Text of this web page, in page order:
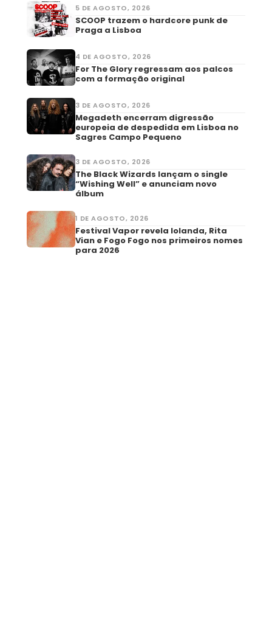
5 DE AGOSTO, 2026
SCOOP trazem o hardcore punk de
Praga a Lisboa
4 DE AGOSTO, 2026
For The Glory regressam aos palcos
com a formação original
3 DE AGOSTO, 2026
Megadeth encerram digressão
europeia de despedida em Lisboa no
Sagres Campo Pequeno
3 DE AGOSTO, 2026
The Black Wizards lançam o single
“Wishing Well” e anunciam novo
álbum
1 DE AGOSTO, 2026
Festival Vapor revela Iolanda, Rita
Vian e Fogo Fogo nos primeiros nomes
para 2026